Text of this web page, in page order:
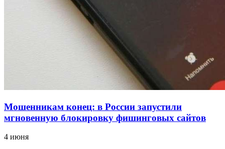
Волгоградские компании нарастили экспорт:
заключены контракты на 3,6 млн долларов
Мошенникам конец: в России запустили
мгновенную блокировку фишинговых сайтов
4 июня